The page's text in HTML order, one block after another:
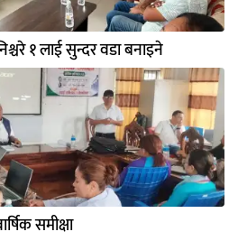
१ लाई सुन्दर वडा बनाइने
समीक्षा